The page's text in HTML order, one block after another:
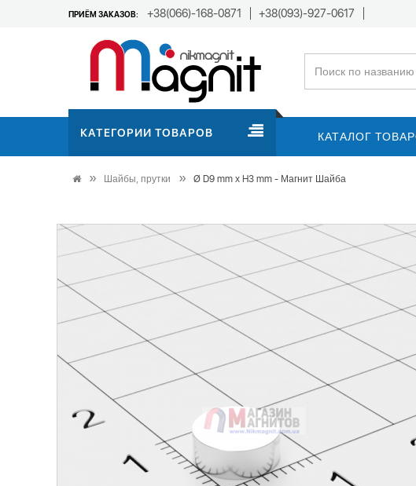
ПРИЁМ ЗАКАЗОВ: +38(066)-168-0871 +38(093)-927-0617
КАТЕГОРИИ ТОВАРОВ КАТАЛОГ
Шайбы, прутки Ø D9 mm х H3 mm - Магнит Шайба